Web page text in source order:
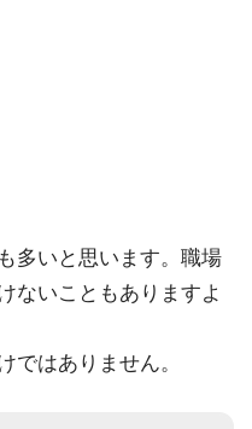
多いと思います。職場
ないこともありますよ
ではありません。